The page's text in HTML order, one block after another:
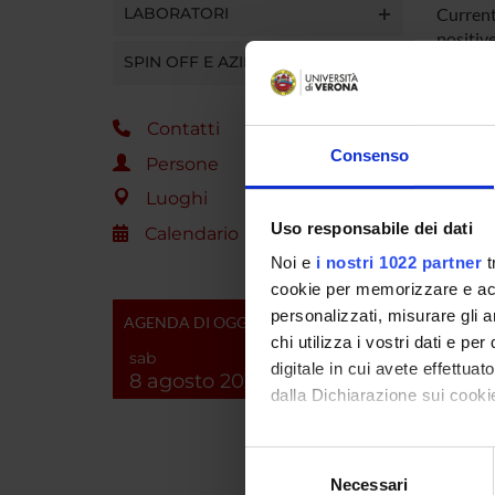
Consenso
Uso responsabile dei dati
Noi e i nostri 1022 partner
cookie per memorizzare e
personalizzati, misurare gli
chi utilizza i vostri dati e per
digitale in cui avete
dalla Dichiarazione sui
Con il tuo consenso,
raccogliere
Necessari
LABORATORI
SPIN OFF E AZIENDE
Contatti
Persone
Luoghi
Calendario
AGENDA DI OGGI
sab
8 agosto 2026
Other
dust
was
study
To our